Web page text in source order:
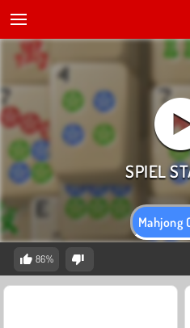
Mahjong
86%